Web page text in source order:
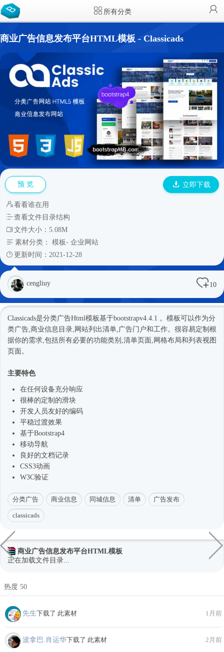
所有分类
商业广告信息发布平台HTML模板 - Classicads
预 览 立即下载
看看谁在用
查看文件目录结构
文件大小：5.08M
素材分类： 模板- 企业网站
更新时间：2021-12-28
cengliuy 10
Classicads是分类广告Html模板基于bootstrapv4.4.1 。模板可以作为分
类广告,商业信息目录,网站列出清单,广告门户和工作。很容易定制根
据你的需求,包括所有必要的功能类别,清单页面,网格布局和列表视图
页面。
主要特色
在任何设备充分响应
很棒的定制的滑块
开发人员友好的编码
平稳过渡效果
基于Bootstrap4
移动导航
良好的文档记录
CSS3动画
W3C验证
分类广告 商业信息 同城信息 清单 广告发布
classicads
商业广告信息发布平台HTML模板
正在加载文件目录...
热度 50
先生下载了 此素材 1月前
波拿巴.肖运华下载了 此素材 2月前